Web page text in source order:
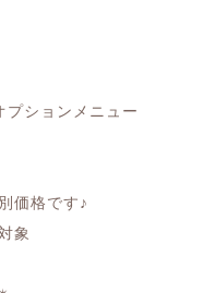
プションメニュー
価格です♪
象